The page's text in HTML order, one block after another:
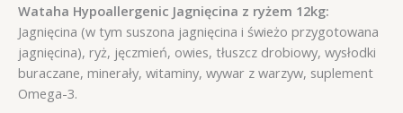
Wataha Hypoallergenic Jagnięcina z ryżem 12kg:
Jagnięcina (w tym suszona jagnięcina i świeżo przygotowana
jagnięcina), ryż, jęczmień, owies, tłuszcz drobiowy, wysłodki
buraczane, minerały, witaminy, wywar z warzyw, suplement
Omega-3.